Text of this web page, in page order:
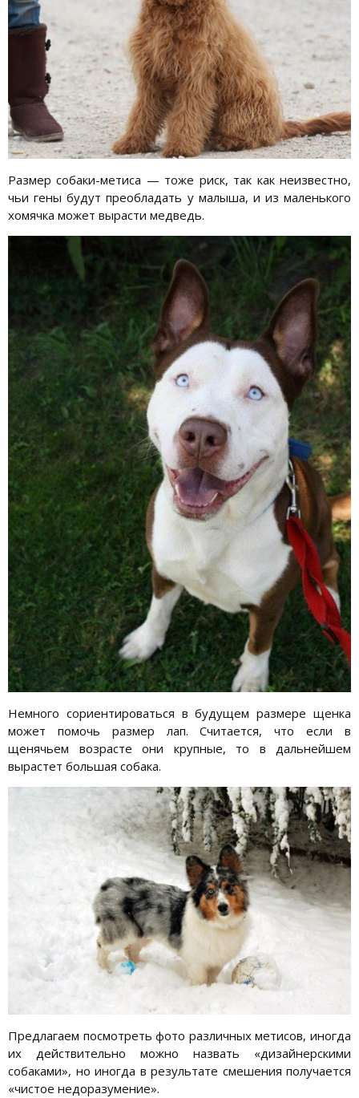
Размер собаки-метиса — тоже риск, так как неизвестно,
чьи гены будут преобладать у малыша, и из маленького
хомячка может вырасти медведь.
Немного сориентироваться в будущем размере щенка
может помочь размер лап. Считается, что если в
щенячьем возрасте они крупные, то в дальнейшем
вырастет большая собака.
Предлагаем посмотреть фото различных метисов, иногда
их действительно можно назвать «дизайнерскими
собаками», но иногда в результате смешения получается
«чистое недоразумение».